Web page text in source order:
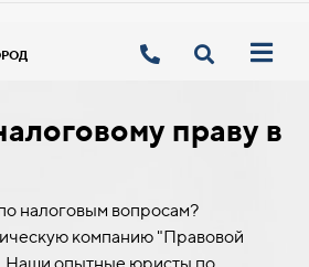
праву в
налоговым вопросам?
компанию "Правовой